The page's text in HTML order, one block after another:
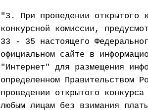
"3. При проведении открытого
конкурсной комиссии,
33 - 35 настоящего
официальном сайте в
"Интернет" для размещения
определенном Правительством
проведении открытого
любым лицам без взимания